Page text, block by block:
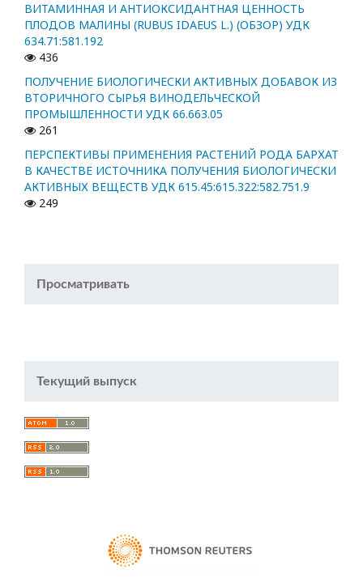
ВИТАМИННАЯ И АНТИОКСИДАНТНАЯ ЦЕННОСТЬ
ПЛОДОВ МАЛИНЫ (RUBUS IDAEUS L.) (ОБЗОР) УДК
634.71:581.192
436
ПОЛУЧЕНИЕ БИОЛОГИЧЕСКИ АКТИВНЫХ ДОБАВОК ИЗ
ВТОРИЧНОГО СЫРЬЯ ВИНОДЕЛЬЧЕСКОЙ
ПРОМЫШЛЕННОСТИ УДК 66.663.05
261
ПЕРСПЕКТИВЫ ПРИМЕНЕНИЯ РАСТЕНИЙ РОДА БАРХАТ
В КАЧЕСТВЕ ИСТОЧНИКА ПОЛУЧЕНИЯ БИОЛОГИЧЕСКИ
АКТИВНЫХ ВЕЩЕСТВ УДК 615.45:615.322:582.751.9
249
Просматривать
Текущий выпуск